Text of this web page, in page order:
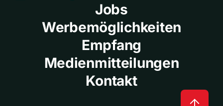
Jobs
Werbemöglichkeiten
Empfang
Medienmitteilungen
Kontakt